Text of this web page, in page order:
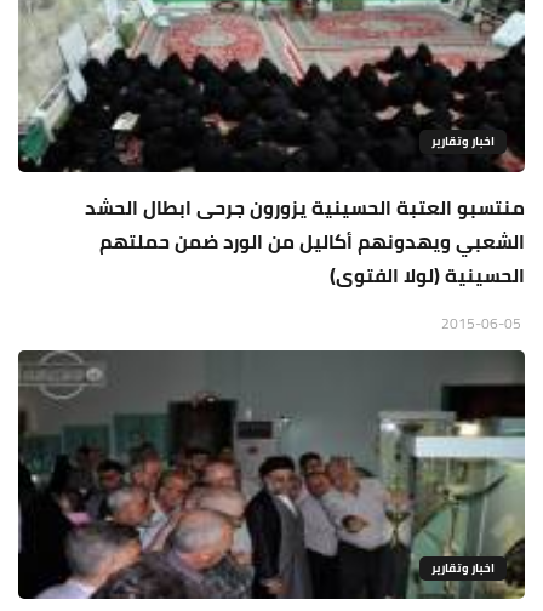
اخبار وتقارير
منتسبو العتبة الحسينية يزورون جرحى ابطال الحشد
الشعبي ويهدونهم أكاليل من الورد ضمن حملتهم
الحسينية (لولا الفتوى)
اخبار وتقارير